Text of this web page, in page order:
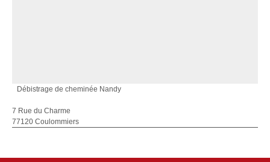
Débistrage de cheminée Nandy
7 Rue du Charme
77120 Coulommiers